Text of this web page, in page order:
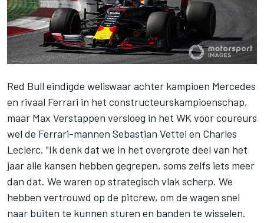
Red Bull eindigde weliswaar achter kampioen Mercedes
en rivaal Ferrari in het constructeurskampioenschap,
maar Max Verstappen versloeg in het WK voor coureurs
wel de Ferrari-mannen Sebastian Vettel en Charles
Leclerc. "Ik denk dat we in het overgrote deel van het
jaar alle kansen hebben gegrepen, soms zelfs iets meer
dan dat. We waren op strategisch vlak scherp. We
hebben vertrouwd op de pitcrew, om de wagen snel
naar buiten te kunnen sturen en banden te wisselen.